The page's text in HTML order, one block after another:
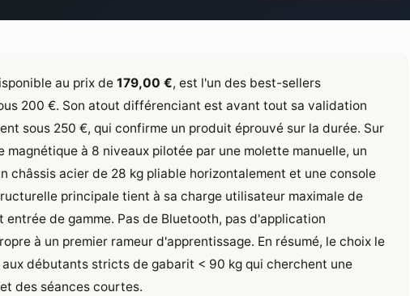
au prix de 179,00 €, est l'un des best-sellers
200 €. Son atout différenciant est avant tout sa validation
sous 250 €, qui confirme un produit éprouvé sur la durée. Sur
à 8 niveaux pilotée par une molette manuelle, un
châssis acier de 28 kg pliable horizontalement et une console
principale tient à sa charge utilisateur maximale de
entrée de gamme. Pas de Bluetooth, pas d'application
à un premier rameur d'apprentissage. En résumé, le choix le
débutants stricts de gabarit < 90 kg qui cherchent une
des séances courtes.